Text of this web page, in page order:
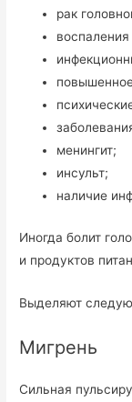
рак
менингит;
инсульт;
наличие
Иногда болит
и продуктов
Выделяют
Мигрень
Сильная